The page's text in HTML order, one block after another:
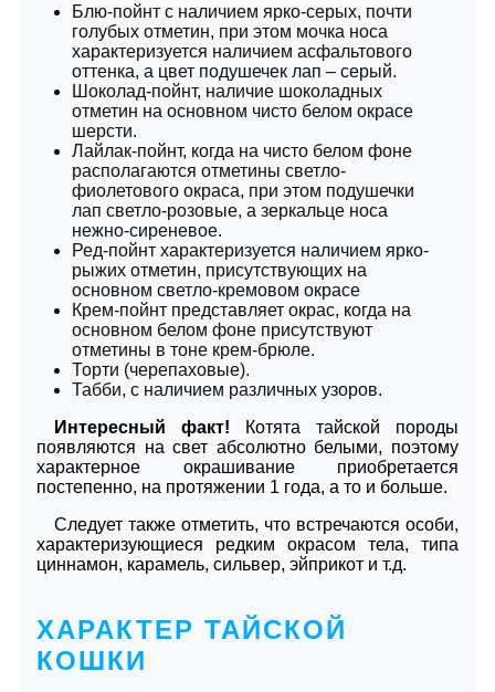
Блю-пойнт с наличием ярко-серых, почти
голубых отметин, при этом мочка носа
характеризуется наличием асфальтового
оттенка, а цвет подушечек лап – серый.
Шоколад-пойнт, наличие шоколадных
отметин на основном чисто белом окрасе
шерсти.
Лайлак-пойнт, когда на чисто белом фоне
располагаются отметины светло-
фиолетового окраса, при этом подушечки
лап светло-розовые, а зеркальце носа
нежно-сиреневое.
Ред-пойнт характеризуется наличием ярко-
рыжих отметин, присутствующих на
основном светло-кремовом окрасе
Крем-пойнт представляет окрас, когда на
основном белом фоне присутствуют
отметины в тоне крем-брюле.
Торти (черепаховые).
Табби, с наличием различных узоров.
Интересный факт! Котята тайской породы
появляются на свет абсолютно белыми, поэтому
характерное окрашивание приобретается
постепенно, на протяжении 1 года, а то и больше.
Следует также отметить, что встречаются особи,
характеризующиеся редким окрасом тела, типа
циннамон, карамель, сильвер, эйприкот и т.д.
ХАРАКТЕР ТАЙСКОЙ
КОШКИ